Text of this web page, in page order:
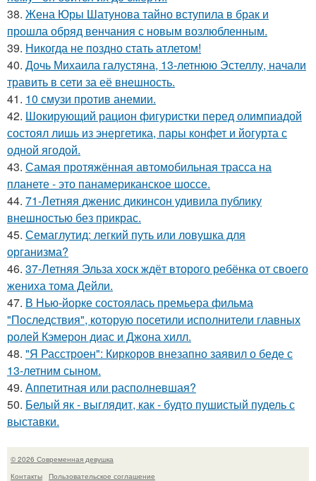
38. Жена Юры Шатунова тайно вступила в брак и
прошла обряд венчания с новым возлюбленным.
39. Никогда не поздно стать атлетом!
40. Дочь Михаила галустяна, 13-летнюю Эстеллу, начали
травить в сети за её внешность.
41. 10 смузи против анемии.
42. Шокирующий рацион фигуристки перед олимпиадой
состоял лишь из энергетика, пары конфет и йогурта с
одной ягодой.
43. Самая протяжённая автомобильная трасса на
планете - это панамериканское шоссе.
44. 71-Летняя дженис дикинсон удивила публику
внешностью без прикрас.
45. Семаглутид: легкий путь или ловушка для
организма?
46. 37-Летняя Эльза хоск ждёт второго ребёнка от своего
жениха тома Дейли.
47. В Нью-йорке состоялась премьера фильма
"Последствия", которую посетили исполнители главных
ролей Кэмерон диас и Джона хилл.
48. "Я Расстроен": Киркоров внезапно заявил о беде с
13-летним сыном.
49. Аппетитная или располневшая?
50. Белый як - выглядит, как - будто пушистый пудель с
выставки.
© 2026 Современная девушка
Контакты
Пользовательское соглашение